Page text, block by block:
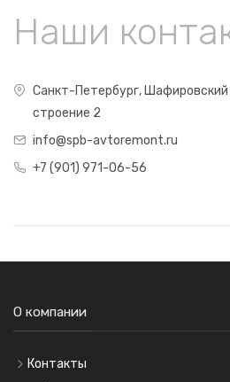
Наши
Санкт-Петербург, Шафировский
строение 2
info@spb-avtoremont.ru
+7 (901) 971-06-56
О компании
Контакты